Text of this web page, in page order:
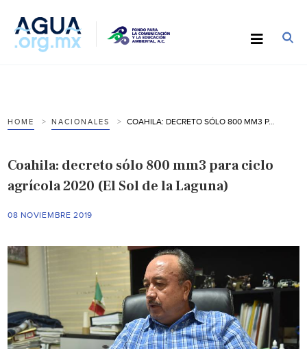
HOME NACIONALES COAHILA: DECRETO SÓLO 800 MM3 PARA CICLO AGRÍCOLA 2020 (EL SOL DE LA LAGUNA)
Coahila: decreto sólo 800 mm3 para ciclo
agrícola 2020 (El Sol de la Laguna)
08 NOVIEMBRE 2019